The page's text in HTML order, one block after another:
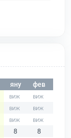
яну фев
8 8